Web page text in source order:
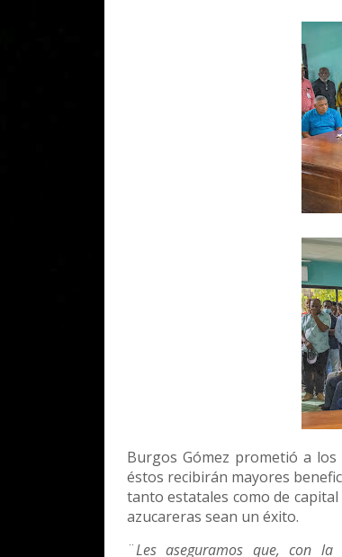
Burgos Gómez prometió a
éstos recibirán mayores
tanto estatales como de
azucareras sean un éxito.
¨Les aseguramos que, con la